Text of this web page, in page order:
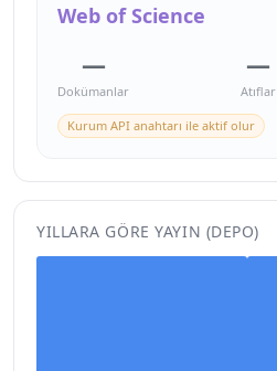
Web of Science
—
Dokümanlar
—
Atıflar
Kurum API anahtarı ile aktif olur
YILLARA GÖRE YAYIN (DEPO)